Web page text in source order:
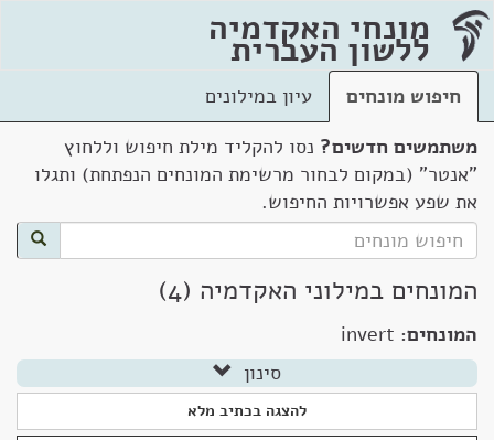
מונחי האקדמיה
ללשון העברית
חיפוש מונחים
עיון במילונים
משתמשים חדשים? נסו להקליד מילת חיפוש וללחוץ
"אנטר" (במקום לבחור מרשימת המונחים הנפתחת) ותגלו
את שפע אפשרויות החיפוש.
המונחים במילוני האקדמיה (4)
המונחים: invert
סינון
להצגה בכתיב מלא